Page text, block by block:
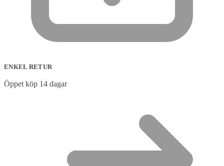
ENKEL RETUR
Öppet köp 14 dagar